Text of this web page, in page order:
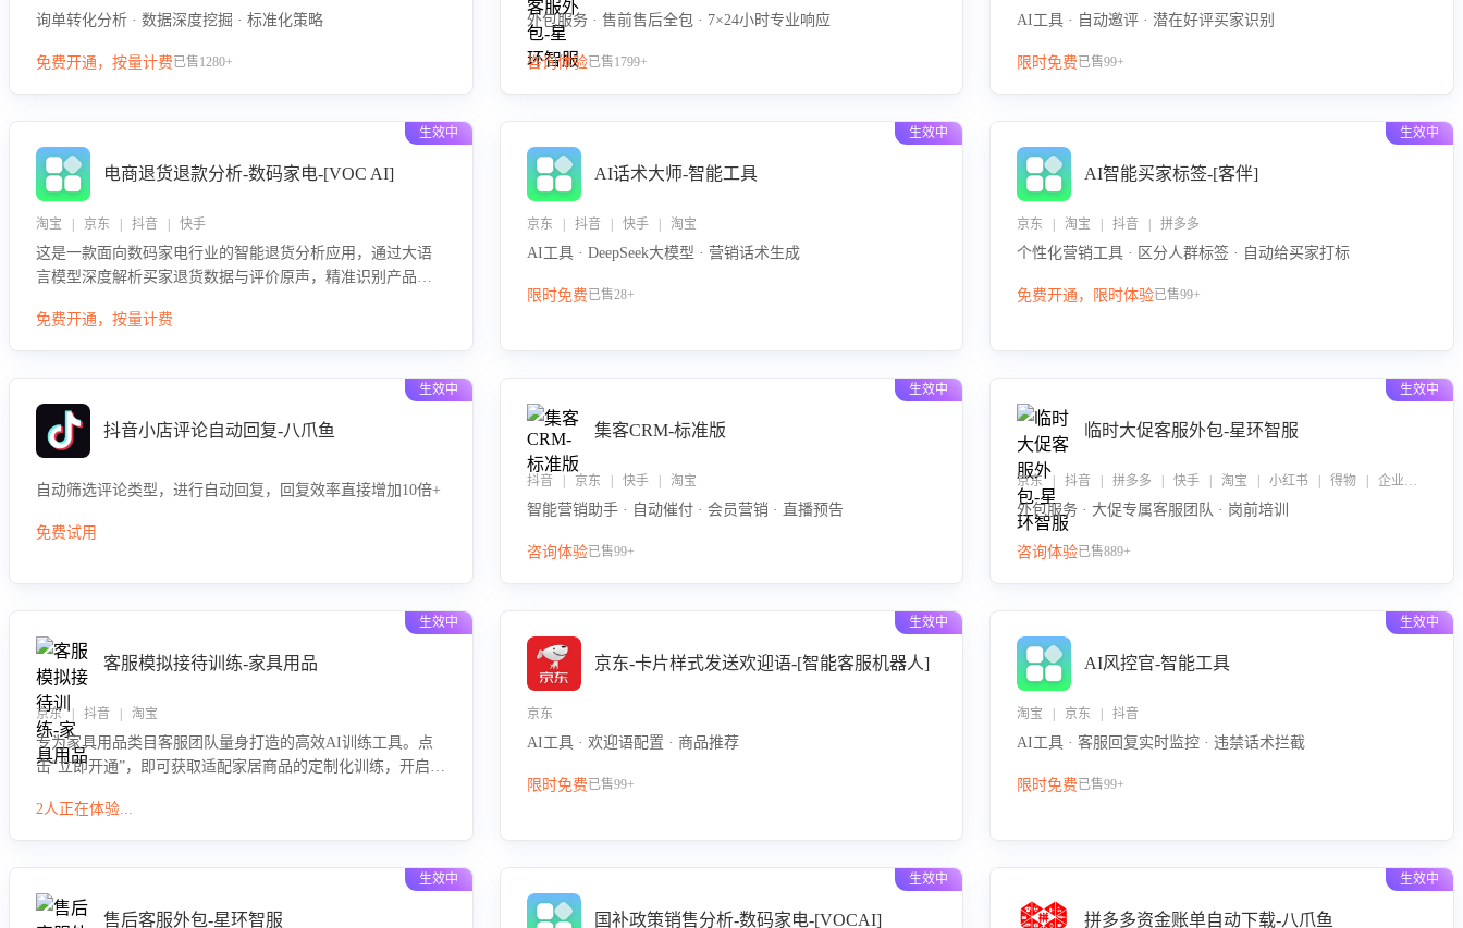
询单转化分析 · 数据深度挖掘 · 标准化策略
免费开通，按量计费已售1280+
外包服务 · 售前售后全包 · 7×24小时专业响应
咨询体验已售1799+
AI工具 · 自动邀评 · 潜在好评买家识别
限时免费已售99+
生效中
电商退货退款分析-数码家电-[VOC AI]
淘宝 | 京东 | 抖音 | 快手
这是一款面向数码家电行业的智能退货分析应用，通过大语
言模型深度解析买家退货数据与评价原声，精准识别产品质
改进建议，通过挖掘用户痛点驱动产品迭代，从根本上降低
免费开通，按量计费
生效中
AI话术大师-智能工具
京东 | 抖音 | 快手 | 淘宝
AI工具 · DeepSeek大模型 · 营销话术生成
限时免费已售28+
生效中
AI智能买家标签-[客伴]
京东 | 淘宝 | 抖音 | 拼多多
个性化营销工具 · 区分人群标签 · 自动给买家打标
免费开通，限时体验已售99+
生效中
抖音小店评论自动回复-八爪鱼
自动筛选评论类型，进行自动回复，回复效率直接增加10倍+
免费试用
生效中
集客CRM-标准版
抖音 | 京东 | 快手 | 淘宝
智能营销助手 · 自动催付 · 会员营销 · 直播预告
咨询体验已售99+
生效中
临时大促客服外包-星环智服
京东 | 抖音 | 拼多多 | 快手 | 淘宝 | 小红书 | 得物 | 企业微信
外包服务 · 大促专属客服团队 · 岗前培训
咨询体验已售889+
生效中
客服模拟接待训练-家具用品
京东 | 抖音 | 淘宝
专为家具用品类目客服团队量身打造的高效AI训练工具。点
击“立即开通”，即可获取适配家居商品的定制化训练，开启模
尺寸参数咨询等高频场景下的专业应对能力。
2人正在体验...
生效中
京东-卡片样式发送欢迎语-[智能客服机器人]
京东
AI工具 · 欢迎语配置 · 商品推荐
限时免费已售99+
生效中
AI风控官-智能工具
淘宝 | 京东 | 抖音
AI工具 · 客服回复实时监控 · 违禁话术拦截
限时免费已售99+
生效中
售后客服外包-星环智服
生效中
国补政策销售分析-数码家电-[VOCAI]
生效中
拼多多资金账单自动下载-八爪鱼